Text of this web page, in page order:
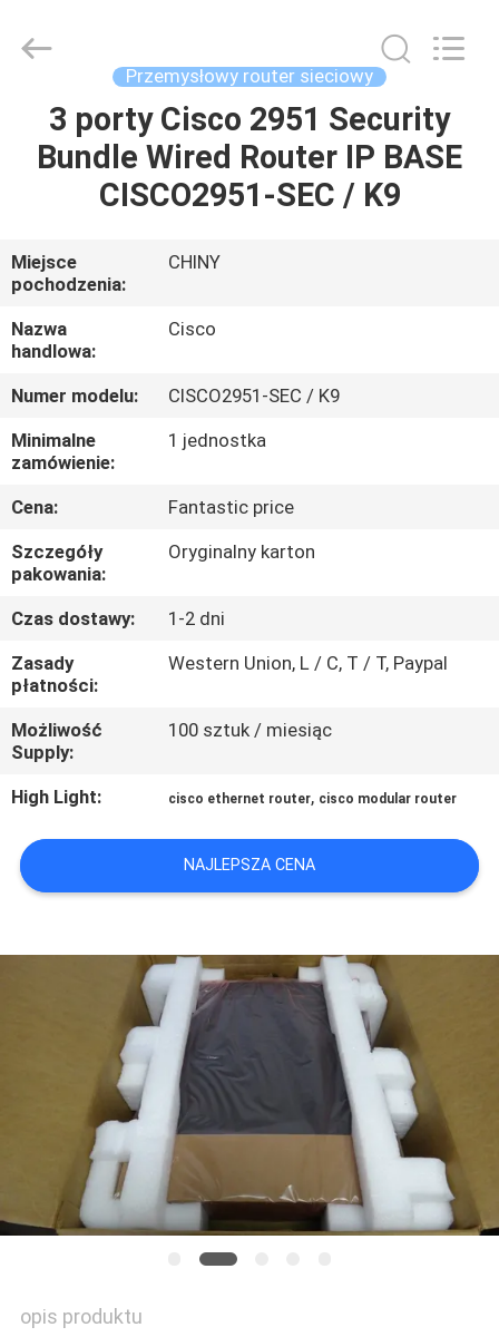
DOMU
FILMY
O
NAS
WYCIECZKA
PO
FABRYCE
KONTROLA
JAKOŚCI
SKONTAKTUJ
SIĘ
Z
NAMI
SITEMAP
POLITYKA
PRYWATNOŚCI
Przemysłowy router sieciowy
3 porty Cisco 2951 Security
Bundle Wired Router IP BASE
CISCO2951-SEC / K9
Miejsce
pochodzenia:
CHINY
Nazwa
handlowa:
Cisco
Numer modelu:
CISCO2951-SEC / K9
Minimalne
zamówienie:
1 jednostka
Cena:
Fantastic price
Szczegóły
pakowania:
Oryginalny karton
Czas dostawy:
1-2 dni
Zasady
płatności:
Western Union, L / C, T / T, Paypal
Możliwość
Supply:
100 sztuk / miesiąc
High Light: cisco ethernet router, cisco modular router
NAJLEPSZA CENA
opis produktu